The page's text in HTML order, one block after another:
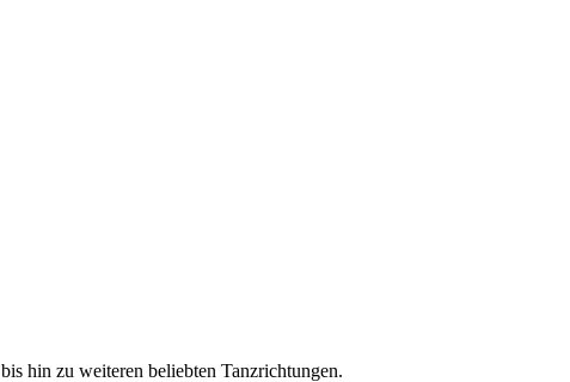
bis hin zu weiteren beliebten Tanzrichtungen.